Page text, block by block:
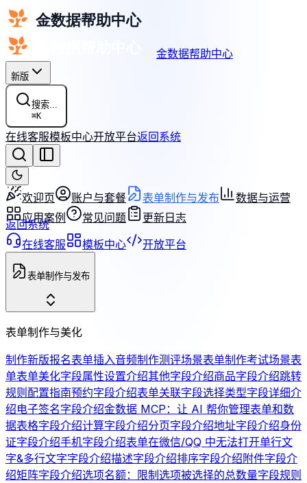
金数据帮助中心
新版
搜索...
⌘K
在线客服模板中心开放平台返回系统
欢迎页 账户与套餐 表单制作与发布
数据与运营
应用案例
常见问题 更新日志
返回系统
在线客服
模板中心 开放平台
表单制作与发布
表单制作与美化
制作新版报名表单插入音频制作测评场景表单制作考试场景表
单表单美化字段属性设置介绍其他字段介绍商品字段介绍跳转
规则配置指南预约字段介绍表单关联字段选择类型字段详细介
绍电子签名字段介绍金数据 MCP：让 AI 帮你管理表单和数
据表格字段介绍计算字段介绍分页字段介绍地址字段介绍身份
证字段介绍手机字段介绍表单在微信/QQ 中无法打开单行文
字&多行文字字段介绍描述字段介绍排序字段介绍附件字段介
绍矩阵字段介绍选项名额：限制选项被选择的总数量字段规则